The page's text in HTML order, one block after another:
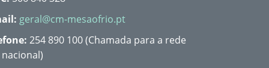
geral@cm-mesaofrio.pt
254 890 100 (Chamada para a rede